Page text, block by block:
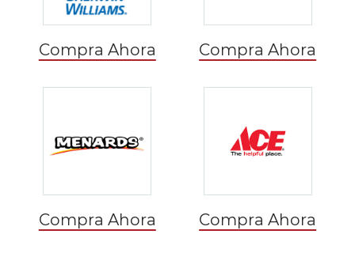
Compra Ahora Compra Ahora
Compra Ahora Compra Ahora